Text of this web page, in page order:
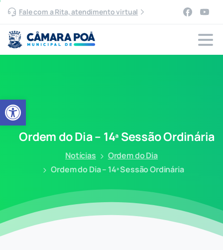
Abrir a barra de ferramentas
Fale com a Rita, atendimento virtual
Ordem do Dia – 14ª Sessão Ordinária
Notícias
Ordem do Dia
Ordem do Dia – 14ª Sessão Ordinária